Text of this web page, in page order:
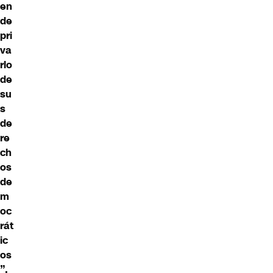
en
de
pri
va
rlo
de
su
s
de
re
ch
os
de
m
oc
rát
ic
os
”.